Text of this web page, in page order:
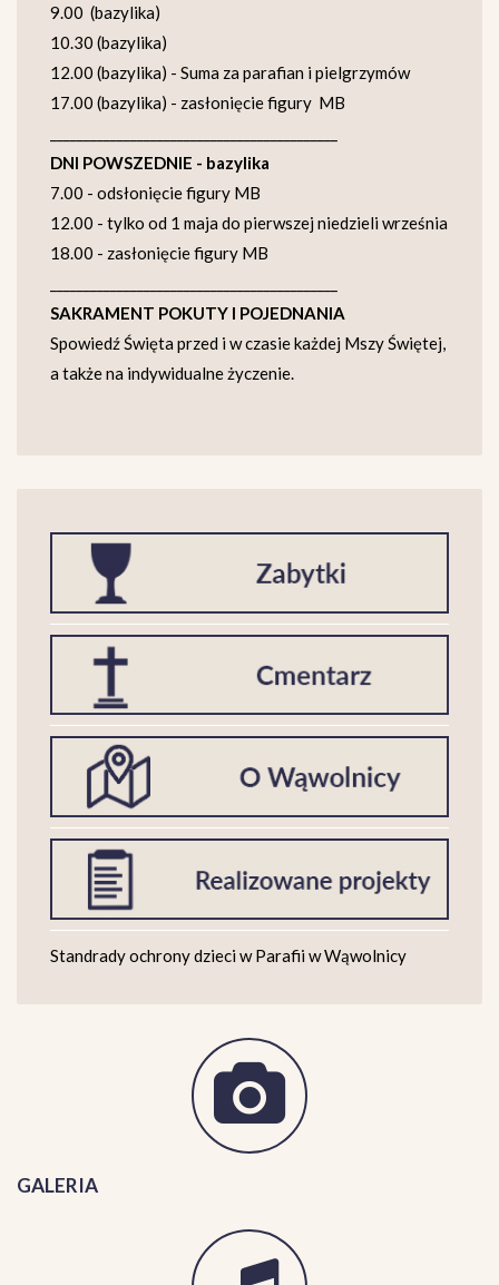
9.00 (bazylika)
10.30 (bazylika)
12.00 (bazylika) - Suma za parafian i pielgrzymów
17.00 (bazylika) - zasłonięcie figury MB
DNI POWSZEDNIE - bazylika
7.00 - odsłonięcie figury MB
12.00 - tylko od 1 maja do pierwszej niedzieli września
18.00 - zasłonięcie figury MB
SAKRAMENT POKUTY I POJEDNANIA
Spowiedź Święta przed i w czasie każdej Mszy Świętej,
a także na indywidualne życzenie.
Standrady ochrony dzieci w Parafii w Wąwolnicy
GALERIA